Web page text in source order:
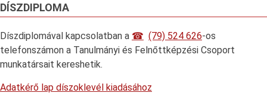
DÍSZDIPLOMA
Díszdiplomával kapcsolatban a (79) 524 626-os
telefonszámon a Tanulmányi és Felnőttképzési Csoport
munkatársait kereshetik.
Adatkérő lap díszoklevél kiadásához